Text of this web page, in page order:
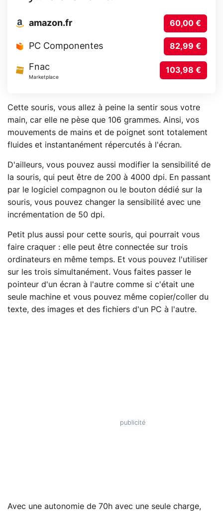
amazon.fr 60,00 €
PC Componentes 82,99 €
Fnac
Marketplace
103,98 €
Cette souris, vous allez à peine la sentir sous votre
main, car elle ne pèse que 106 grammes. Ainsi, vos
mouvements de mains et de poignet sont totalement
fluides et instantanément répercutés à l'écran.
D'ailleurs, vous pouvez aussi modifier la sensibilité de
la souris, qui peut être de 200 à 4000 dpi. En passant
par le logiciel compagnon ou le bouton dédié sur la
souris, vous pouvez changer la sensibilité avec une
incrémentation de 50 dpi.
Petit plus aussi pour cette souris, qui pourrait vous
faire craquer : elle peut être connectée sur trois
ordinateurs en même temps. Et vous pouvez l'utiliser
sur les trois simultanément. Vous faites passer le
pointeur d'un écran à l'autre comme si c'était une
seule machine et vous pouvez même copier/coller du
texte, des images et des fichiers d'un PC à l'autre.
Avec une autonomie de 70h avec une seule charge,